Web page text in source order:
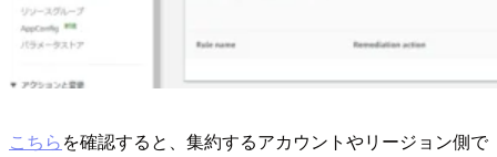
こちらを確認すると、集約するアカウントやリージョン側で